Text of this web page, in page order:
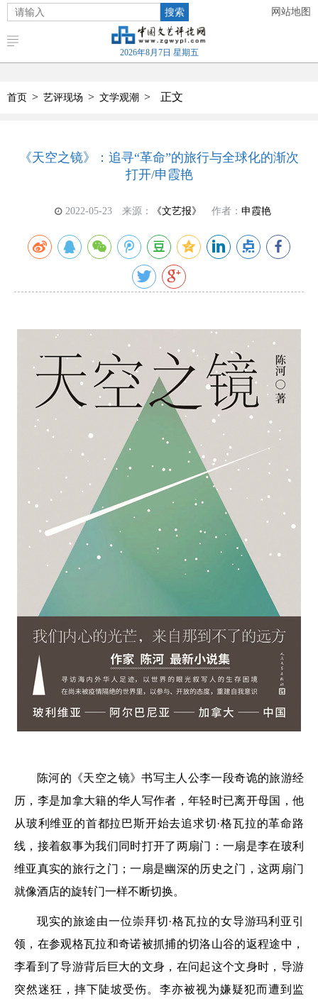
搜索 网站地图
2026年8月7日 星期五
首页 > 艺评现场 > 文学观潮 > 正文
《天空之镜》：追寻“革命”的旅行与全球化的渐次
打开/申霞艳
2022-05-23 来源： 《文艺报》 作者： 申霞艳
陈河的《天空之镜》书写主人公李一段奇诡的旅游经
历，李是加拿大籍的华人写作者，年轻时已离开母国，他
从玻利维亚的首都拉巴斯开始去追求切·格瓦拉的革命路
线，接着叙事为我们同时打开了两扇门：一扇是李在玻利
维亚真实的旅行之门；一扇是幽深的历史之门，这两扇门
就像酒店的旋转门一样不断切换。
现实的旅途由一位崇拜切·格瓦拉的女导游玛利亚引
领，在参观格瓦拉和奇诺被抓捕的切洛山谷的返程途中，
李看到了导游背后巨大的文身，在问起这个文身时，导游
突然迷狂，摔下陡坡受伤。李亦被视为嫌疑犯而遭到监